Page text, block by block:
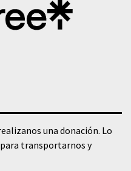
una donación. Lo
transportarnos y